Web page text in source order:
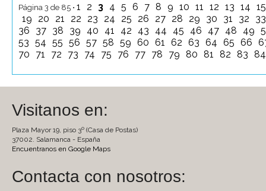
Página 3 de 85 • 1 2 3 4 5 6 7 8 9 10 11 12 13 14
19
20 21 22 23 24 25 26 27 28 29 30 31 32
36
37 38 39 40 41 42 43 44 45 46 47 48 49
53 54 55 56 57 58 59 60 61 62 63 64 65 66
70
71 72 73 74 75 76 77 78 79 80 81 82 83
Visitanos en:
Plaza Mayor 19, piso 3º (Casa de Postas)
37002. Salamanca - España
Encuentranos en Google Maps
Contacta con nosotros: